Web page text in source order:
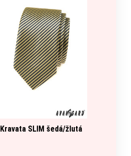
Kravata SLIM šedá/žlutá